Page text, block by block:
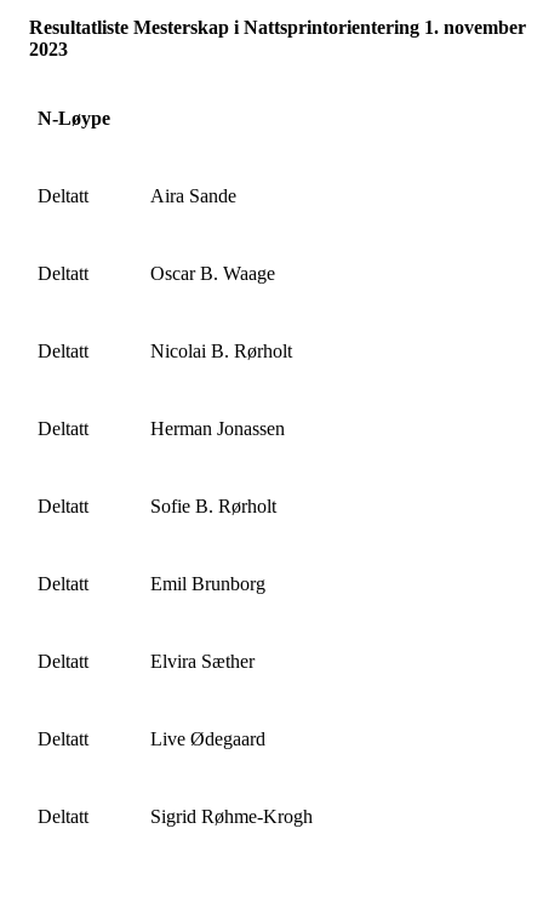
Resultatliste Mesterskap i Nattsprintorientering 1. november
2023
N-Løype
Deltatt Aira Sande
Deltatt Oscar B. Waage
Deltatt Nicolai B. Rørholt
Deltatt Herman Jonassen
Deltatt Sofie B. Rørholt
Deltatt Emil Brunborg
Deltatt Elvira Sæther
Deltatt Live Ødegaard
Deltatt Sigrid Røhme-Krogh